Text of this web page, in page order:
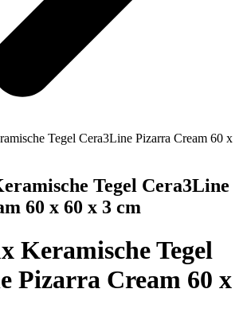
Tegel Cera3Line Pizarra Cream 60 x
Tegel Cera3Line
60 x 60 x 3 cm
Keramische Tegel
Pizarra Cream 60 x